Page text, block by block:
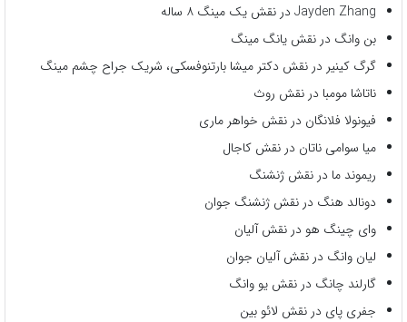
Jayden Zhang در نقش یک مینگ ۸ ساله
بن وانگ در نقش یانگ مینگ
گرگ کینیر در نقش دکتر میشا بارتنوفسکی، شریک جراح چشم مینگ
ناتاشا مومبا در نقش روث
فیونولا فلانگان در نقش خواهر ماری
میا سوامی ناتان در نقش کاجال
ریموند ما در نقش ژنشنگ
دونالد هنگ در نقش ژنشنگ جوان
وای چینگ هو در نقش آلیان
لیان وانگ در نقش آلیان جوان
گارلند چانگ در نقش یو وانگ
جفری پای در نقش لائو بین